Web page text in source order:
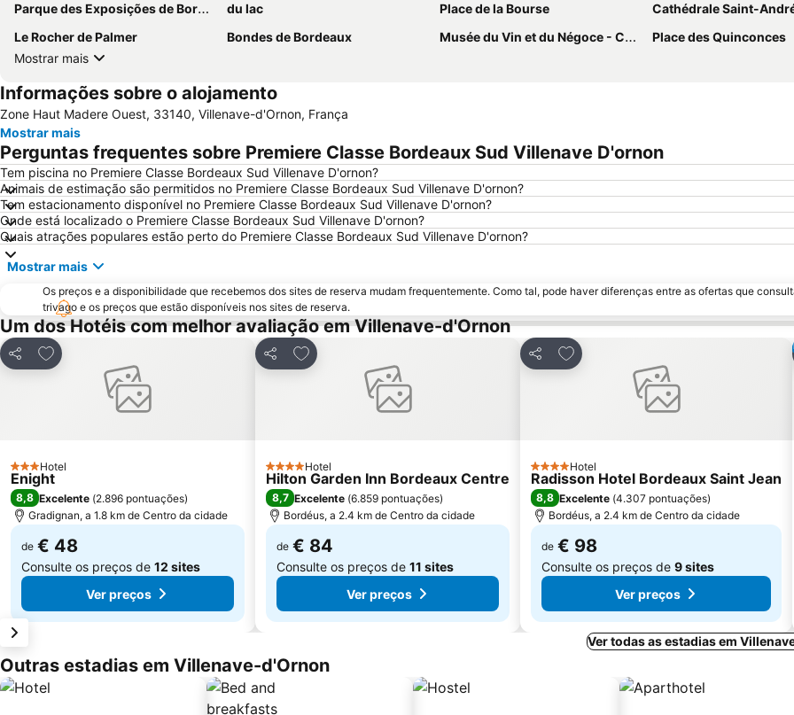
Parque des Exposições de Bordeaux-Lac
du lac Place de la Bourse
Cathédrale Saint-
Le Rocher de Palmer
Bondes de Bordeaux Musée du Vin et du Négoce - Cellier des Chartrons
Place des Quinconces
Mostrar mais
Informações sobre o alojamento
Zone Haut Madere Ouest, 33140, Villenave-d'Ornon, França
Mostrar mais
Perguntas frequentes sobre Premiere Classe Bordeaux Sud Villenave D'ornon
Tem piscina no Premiere Classe Bordeaux Sud Villenave D'ornon?
Animais de estimação são permitidos no Premiere Classe Bordeaux Sud Villenave D'ornon?
Tem estacionamento disponível no Premiere Classe Bordeaux Sud Villenave D'ornon?
Onde está localizado o Premiere Classe Bordeaux Sud Villenave D'ornon?
Quais atrações populares estão perto do Premiere Classe Bordeaux Sud Villenave D'ornon?
Mostrar mais
Os preços e a disponibilidade que recebemos dos sites de reserva mudam frequentemente. Como tal, pode haver diferenças entre as ofertas que
trivago e os preços que estão disponíveis nos sites de reserva.
Um dos Hotéis com melhor avaliação em Villenave-d'Ornon
Partilhar
Adicionar aos favoritos
3 Estrelas
Hotel
Enight
8,8 Excelente (2.896 pontuações)
Gradignan, a 1.8 km de Centro da cidade
de € 48
Consulte os preços de 12 sites
Ver preços
Partilhar
Adicionar aos favoritos
4 Estrelas
Hotel
Hilton Garden Inn Bordeaux Centre
8,7 Excelente (6.859 pontuações)
Bordéus, a 2.4 km de Centro da cidade
de € 84
Consulte os preços de 11 sites
Ver preços
Partilhar
Adicionar aos favoritos
4 Estrelas
Hotel
Radisson Hotel Bordeaux Saint Jean
8,8 Excelente (4.307 pontuações)
Bordéus, a 2.4 km de Centro da cidade
de € 98
Consulte os preços de 9 sites
Ver preços
Ver todas as estadias em
Outras estadias em Villenave-d'Ornon